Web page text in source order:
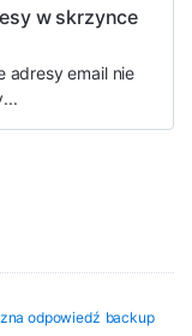
w skrzynce
adresy email nie
odpowiedź backup